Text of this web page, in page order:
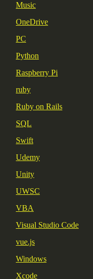
Music
OneDrive
PC
Python
Raspberry Pi
ruby
Ruby on Rails
SQL
Swift
Udemy
Unity
UWSC
VBA
Visual Studio Code
vue.js
Windows
Xcode